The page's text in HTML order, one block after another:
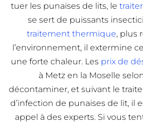
tuer les punaises de lits, le
se sert de puissants
traitement thermique, plus
l’environnement, il extermine
une forte chaleur. Les prix de
à Metz en la Moselle
décontaminer, et suivant le
d’infection de punaises de lit, il
appel à des experts. Si vous